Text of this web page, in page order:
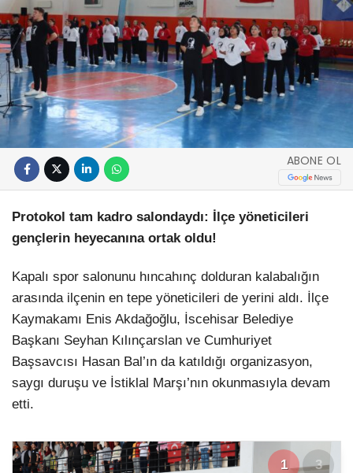
ABONE OL
Protokol tam kadro salondaydı: İlçe yöneticileri
gençlerin heyecanına ortak oldu!
Kapalı spor salonunu hıncahınç dolduran kalabalığın
arasında ilçenin en tepe yöneticileri de yerini aldı. İlçe
Kaymakamı Enis Akdağoğlu, İscehisar Belediye
Başkanı Seyhan Kılınçarslan ve Cumhuriyet
Başsavcısı Hasan Bal’ın da katıldığı organizasyon,
saygı duruşu ve İstiklal Marşı’nın okunmasıyla devam
etti.
1 3